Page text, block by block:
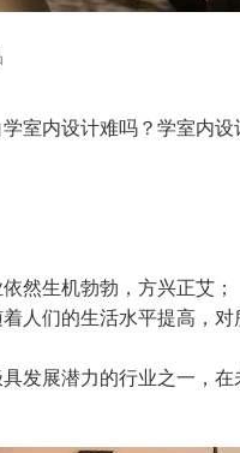
室内设计难吗？学室内
然生机勃勃，方兴正艾；
人们的生活水平提高，
发展潜力的行业之一，